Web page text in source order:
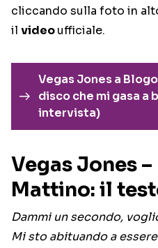
cliccando sulla foto in
il videoufficiale.
Vegas Jones a
disco che mi gasa a
intervista)
Vegas Jones
Mattino: il
Dammi un secondo,
Mi sto abituando a